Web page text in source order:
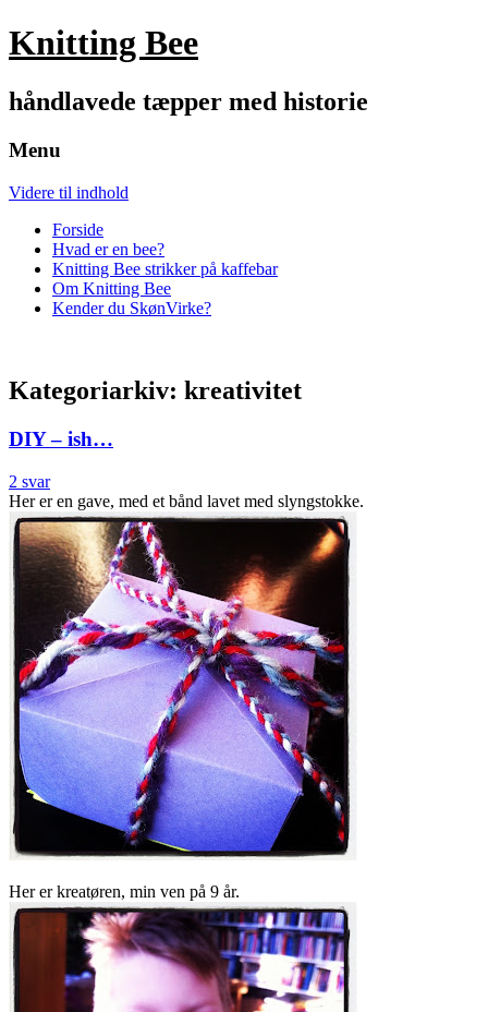
Knitting Bee
håndlavede tæpper med historie
Menu
Videre til indhold
Forside
Hvad er en bee?
Knitting Bee strikker på kaffebar
Om Knitting Bee
Kender du SkønVirke?
Kategoriarkiv: kreativitet
DIY – ish…
2 svar
Her er en gave, med et bånd lavet med slyngstokke.
Her er kreatøren, min ven på 9 år.